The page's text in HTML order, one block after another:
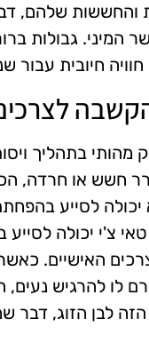
שלהם,
המיני. גבולות
חיובית עבור
מהותי בתהליך
חשש או חרדה,
יכולה לסייע
צ'י יכולה
האישיים.
לו להרגיש נעים,
לבן הזוג, דבר